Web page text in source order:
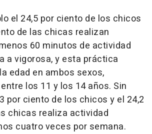
el 24,5 por ciento de los chicos
de las chicas realizan
60 minutos de actividad
a vigorosa, y esta práctica
edad en ambos sexos,
los 11 y los 14 años. Sin
por ciento de los chicos y el 24,2
chicas realiza actividad
cuatro veces por semana.